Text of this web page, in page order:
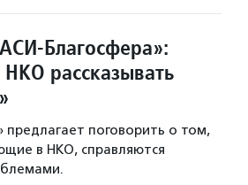
Благосфера»:
НКО рассказывать
предлагает поговорить о том,
в НКО, справляются